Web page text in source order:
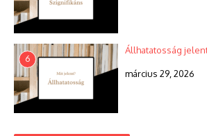
6
Állhatatosság
március 29, 2026